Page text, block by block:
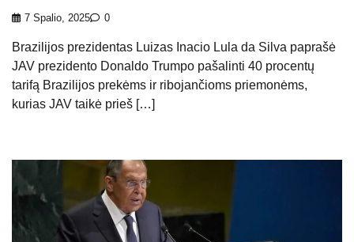
7 Spalio, 2025 0
Brazilijos prezidentas Luizas Inacio Lula da Silva paprašė
JAV prezidento Donaldo Trumpo pašalinti 40 procentų
tarifą Brazilijos prekėms ir ribojančioms priemonėms,
kurias JAV taikė prieš […]